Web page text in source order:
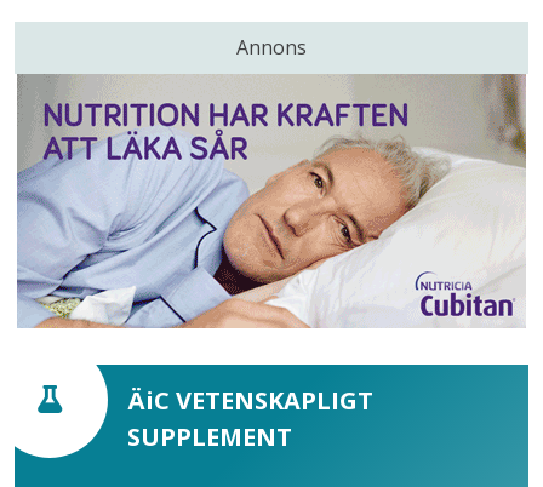
Annons
ÄiC VETENSKAPLIGT
SUPPLEMENT